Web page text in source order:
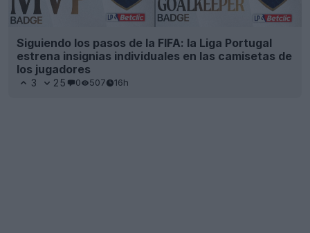
Siguiendo los pasos de la FIFA: la Liga Portugal
estrena insignias individuales en las camisetas de
los jugadores
3 25 0 507 16h